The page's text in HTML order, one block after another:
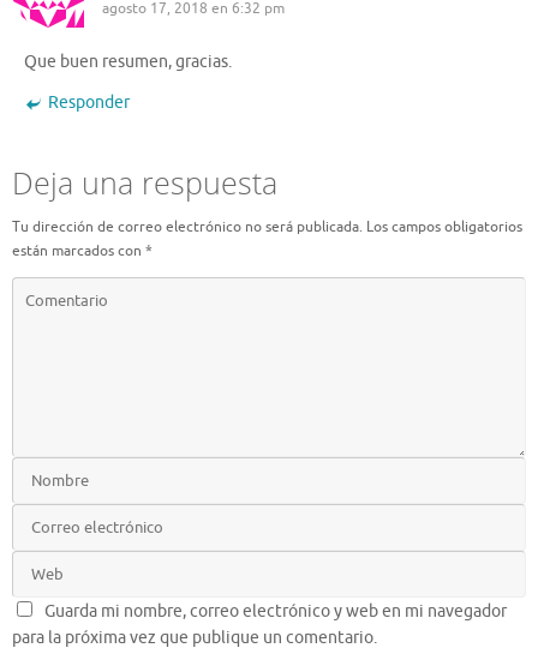
agosto 17, 2018 en 6:32 pm
Que buen resumen, gracias.
Responder
Deja una respuesta
Tu dirección de correo electrónico no será publicada. Los campos obligatorios
están marcados con *
Guarda mi nombre, correo electrónico y web en mi navegador
para la próxima vez que publique un comentario.